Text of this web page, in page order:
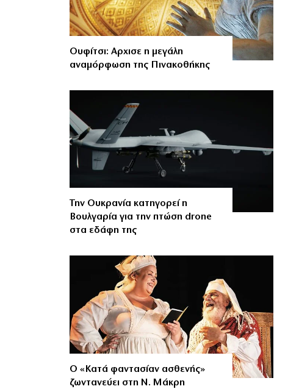
Ουφίτσι: Αρχισε η μεγάλη
αναμόρφωση της Πινακοθήκης
Την Ουκρανία κατηγορεί η
Βουλγαρία για την πτώση drone
στα εδάφη της
Ο «Κατά φαντασίαν ασθενής»
ζωντανεύει στη Ν. Μάκρη